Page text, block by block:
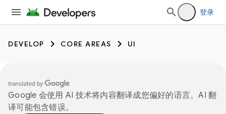
登录
DEVELOP CORE AREAS UI
Google 会使用 AI 技术将内容翻译成您偏好的语言。AI 翻
译可能包含错误。